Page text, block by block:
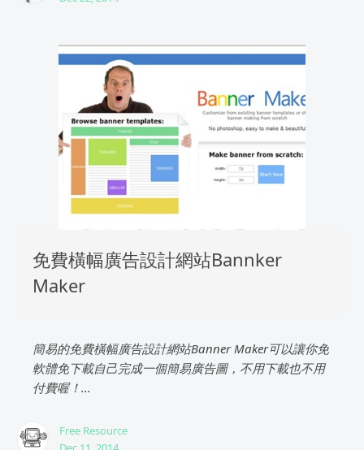
免費橫幅廣告設計網站Bannker
Maker
簡易的免費橫幅廣告設計網站Banner Maker可以讓你免
軟體免下載自己完成一個簡易廣告圖，不用下載也不用
付費喔！...
Free Resource